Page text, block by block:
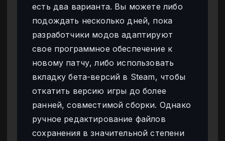
есть два варианта. Вы можете либо
подождать несколько дней, пока
разработчики модов адаптируют
свое программное обеспечение к
новому патчу, либо использовать
вкладку бета-версий в Steam, чтобы
откатить версию игры до более
ранней, совместимой сборки. Однако
ручное редактирование файлов
сохранения в значительной степени